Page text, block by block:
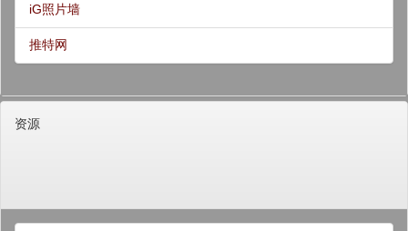
iG照片墙
推特网
资源